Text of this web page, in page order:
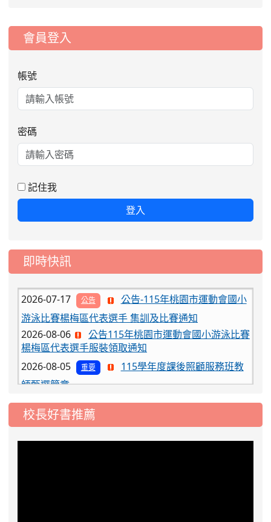
::: 會員登入
帳號
密碼
記住我
登入
即時快訊
2026-08-06
公告115年桃園市運動會國小游泳比賽
楊梅區代表選手服裝領取通知
師甄選簡章
115學年度一、三、五年級常
2026-07-31
學校對面建案申請8月份「施
工車輛臨停」一案，請各位用路人留意
2026-07-17
公告
公告-115年桃園市運動會國小
游泳比賽楊梅區代表選手 集訓及比賽通知
2026-08-06
公告115年桃園市運動會國小游泳比賽
楊梅區代表選手服裝領取通知
2026-08-05
115學年度課後照顧服務班教
師甄選簡章
態編班結果公告
2026-07-31
學校對面建案申請8月份「施
校長好書推薦